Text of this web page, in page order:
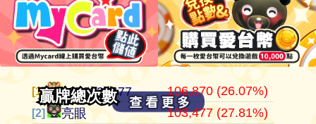
[1] 江湖風雲 104,184,201
[2] 田寮阿寶 37,534,647
贏牌總次數
贏牌總次數
[1] 0972338477 106,870 (26.07%)
[2] 亮眼 103,477 (27.81%)
[1] 0972338477 409,949
[2] 亮眼 372,053